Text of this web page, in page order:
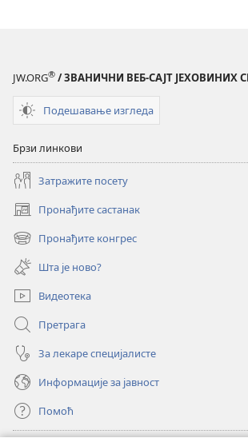
JW.ORG® / ЗВАНИЧНИ ВЕБ-САЈТ ЈЕХОВИНИХ
Подешавање изгледа
Брзи линкови
Затражите посету
Пронађите састанак
(отвара
нови
прозор)
Пронађите конгрес
(отвара
нови
прозор)
Шта је ново?
Видеотека
Претрага
За лекаре специјалисте
Информације за јавност
Помоћ